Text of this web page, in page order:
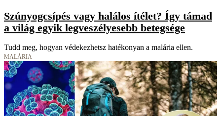
Szúnyogcsípés vagy halálos ítélet? Így támad
a világ egyik legveszélyesebb betegsége
Tudd meg, hogyan védekezhetsz hatékonyan a malária ellen.
MALÁRIA